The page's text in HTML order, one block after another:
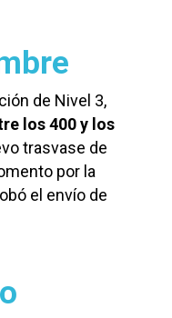
de Nivel 3,
los 400 y los
trasvase de
por la
el envío de